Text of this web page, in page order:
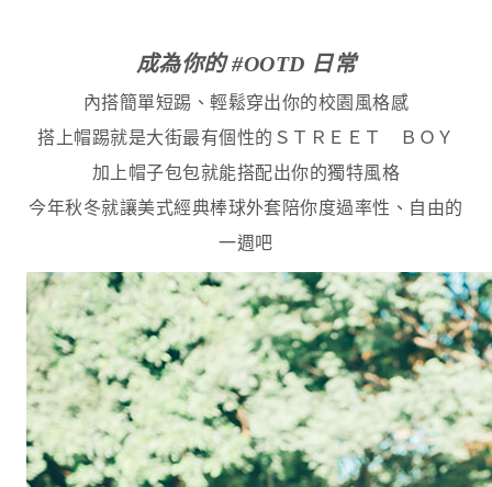
成為你的 #OOTD 日常
內搭簡單短踢、輕鬆穿出你的校園風格感
搭上帽踢就是大街最有個性的ＳＴＲＥＥＴ ＢＯＹ
加上帽子包包就能搭配出你的獨特風格
今年秋冬就讓美式經典棒球外套陪你度過率性、自由的
一週吧